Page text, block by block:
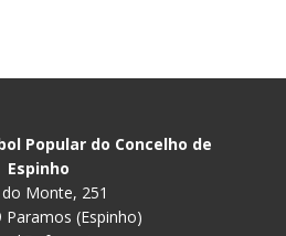
Popular do Concelho de
Espinho
do Monte, 251
Paramos (Espinho)